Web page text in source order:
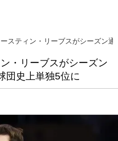
スティン・リーブスがシーズン
・リーブスがシーズン
団史上単独5位に